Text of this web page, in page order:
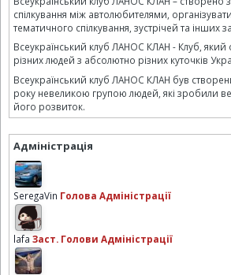
спілкування між автолюбителями,
тематичного спілкування, зустрічей та інших
Всеукраїнський клуб ЛАНОС КЛАН - Клуб,
різних людей з абсолютно різних куточків
Всеукраїнський клуб ЛАНОС КЛАН був
року невеликою групою людей, які зробили
його розвиток.
Адміністрація
SeregaVin Голова Адміністрації
lafa Заст. Голови Адміністрації